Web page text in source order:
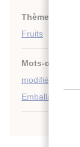
Thèmes :
Fruits
Mots-clés :
modifiée
Emballage